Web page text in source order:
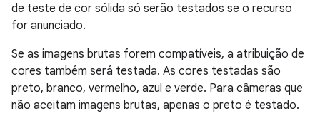
de teste de cor sólida só serão testados se o recurso
for anunciado.
Se as imagens brutas forem compatíveis, a atribuição de
cores também será testada. As cores testadas são
preto, branco, vermelho, azul e verde. Para câmeras que
não aceitam imagens brutas, apenas o preto é testado.